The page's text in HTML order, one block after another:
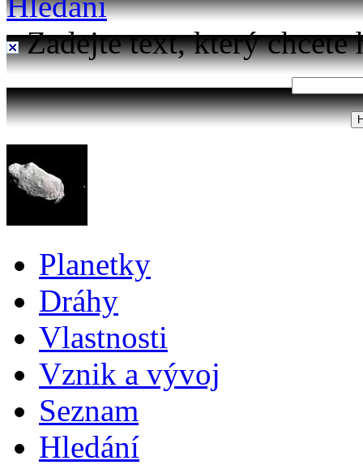
Zadejte text, který chcete
Planetky
Dráhy
Vlastnosti
Vznik a vývoj
Seznam
Hledání